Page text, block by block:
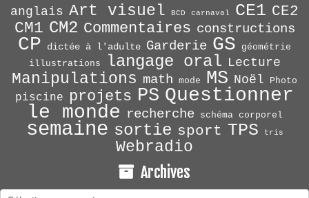
anglais Art visuel BCD carnaval CE1 CE2
CM1 CM2 Commentaires constructions
CP dictée à l'adulte Garderie GS
géométrie
illustrations
langage oral Lecture
Manipulations math mode MS Noël Photo
piscine projets PS Questionner
le monde recherche schéma corporel
semaine sortie sport TPS tris
Webradio
Archives